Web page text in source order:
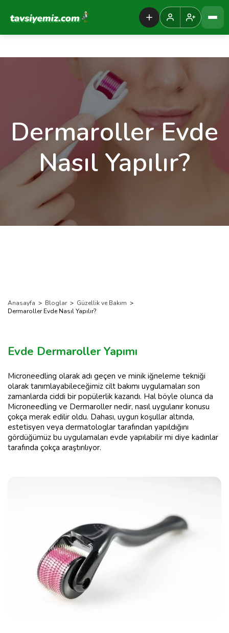
Tavsiyemiz Anasayfa
Dermaroller Evde
Nasıl Yapılır?
Anasayfa > Bloglar > Güzellik ve Bakım >
Dermaroller Evde Nasıl Yapılır?
Evde Dermaroller Yapımı
Microneedling olarak adı geçen ve minik iğneleme tekniği
olarak tanımlayabileceğimiz cilt bakımı uygulamaları son
zamanlarda ciddi bir popülerlik kazandı. Hal böyle olunca da
Microneedling ve Dermaroller nedir, nasıl uygulanır konusu
çokça merak edilir oldu. Dahası, uygun koşullar altında,
estetisyen veya dermatologlar tarafından yapıldığını
gördüğümüz bu uygulamaları evde yapılabilir mi diye kadınlar
tarafında çokça araştırılıyor.